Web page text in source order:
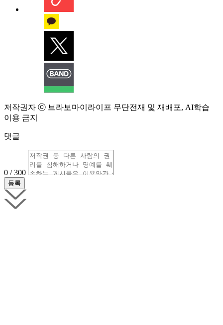
저작권자 ⓒ 브라보마이라이프 무단전재 및 재배포, AI학습
이용 금지
댓글
0 / 300